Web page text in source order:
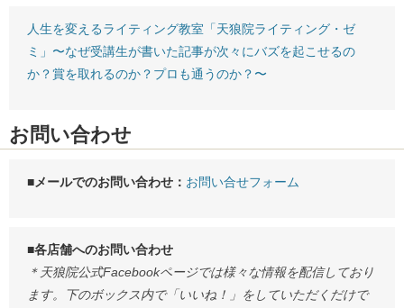
人生を変えるライティング教室「天狼院ライティング・ゼ
ミ」〜なぜ受講生が書いた記事が次々にバズを起こせるの
か？賞を取れるのか？プロも通うのか？〜
お問い合わせ
■メールでのお問い合わせ： お問い合せフォーム
■各店舗へのお問い合わせ
＊天狼院公式Facebookページでは様々な情報を配信しており
ます。下のボックス内で「いいね！」をしていただくだけで